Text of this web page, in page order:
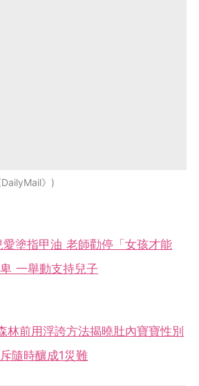
》
愛塗指甲油 老師勸停「女孩才能
一舉動支持兒子
林前用浮誇方法揭曉肚內寶寶性別
隨時釀成1災難